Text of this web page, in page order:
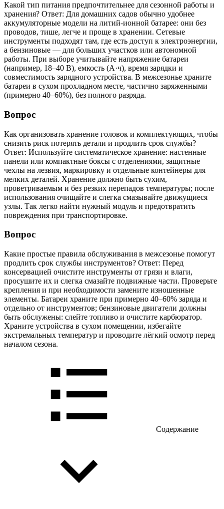
Какой тип питания предпочтительнее для сезонной работы и
хранения? Ответ: Для домашних садов обычно удобнее
аккумуляторные модели на литий-ионной батарее: они без
проводов, тише, легче и проще в хранении. Сетевые
инструменты подходят там, где есть доступ к электроэнергии,
а бензиновые — для больших участков или автономной
работы. При выборе учитывайте напряжение батареи
(например, 18–40 В), емкость (А·ч), время зарядки и
совместимость зарядного устройства. В межсезонье храните
батареи в сухом прохладном месте, частично заряженными
(примерно 40–60%), без полного разряда.
Вопрос
Как организовать хранение головок и комплектующих, чтобы
снизить риск потерять детали и продлить срок службы?
Ответ: Используйте систематическое хранение: настенные
панели или компактные боксы с отделениями, защитные
чехлы на лезвия, маркировку и отдельные контейнеры для
мелких деталей. Хранение должно быть сухим,
проветриваемым и без резких перепадов температуры; после
использования очищайте и слегка смазывайте движущиеся
узлы. Так легко найти нужный модуль и предотвратить
повреждения при транспортировке.
Вопрос
Какие простые правила обслуживания в межсезонье помогут
продлить срок службы инструментов? Ответ: Перед
консервацией очистите инструменты от грязи и влаги,
просушите их и слегка смазайте подвижные части. Проверьте
крепления и при необходимости замените изношенные
элементы. Батареи храните при примерно 40–60% заряда и
отдельно от инструментов; бензиновые двигатели должны
быть обслужены: слейте топливо и очистите карбюратор.
Храните устройства в сухом помещении, избегайте
экстремальных температур и проводите лёгкий осмотр перед
началом сезона.
Содержание